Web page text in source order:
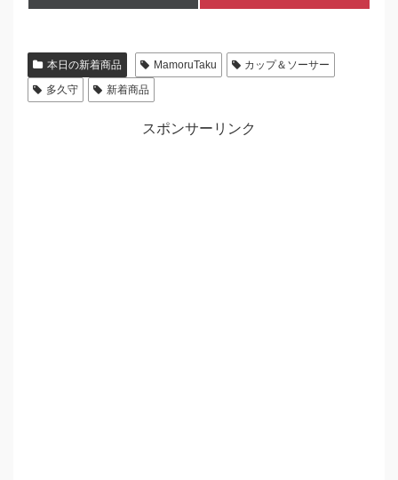
on
(
i
t
t
e
on
i
e
r
e
本日の新着商品 MamoruTaku
カップ＆ソーサー
多久守
新着商品
スポンサーリンク